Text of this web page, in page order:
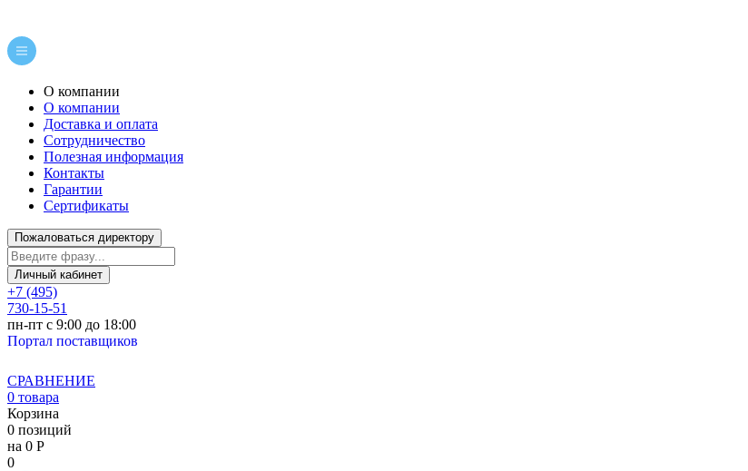
О компании
О компании
Доставка и оплата
Сотрудничество
Полезная информация
Контакты
Гарантии
Сертификаты
Пожаловаться директору
Личный кабинет
+7 (495)
730-15-51
пн-пт с 9:00 до 18:00
Портал поставщиков
СРАВНЕНИЕ
0 товара
Корзина
0 позиций
на 0 Р
0